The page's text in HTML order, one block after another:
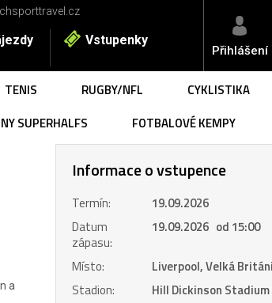
Vstupenky
Přihlášení
TENIS RUGBY/NFL
CYKLISTIKA
SUPERHALFS FOTBALOVÉ KEMPY
a
Informace o vstupence
Termín:
19.09.2026
Datum
zápasu:
19.09.2026 od 15:00
Místo:
Liverpool, Velká
Stadion:
Hill Dickinson Stadium